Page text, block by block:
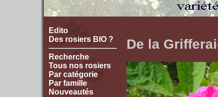
Edito
Des rosiers BIO ?
Recherche
Tous nos rosiers
Par catégorie
Par famille
Nouveautés
De la